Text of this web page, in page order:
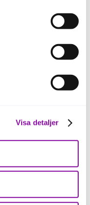
för att hemsidan
Visa detaljer
Sverredotter
(åter
59310